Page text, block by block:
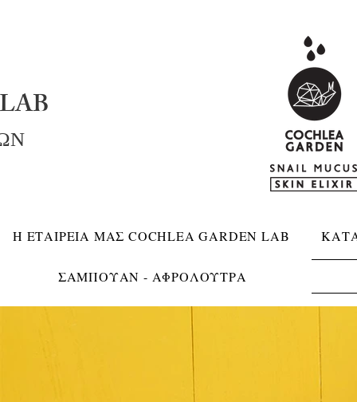
Η ΕΤΑΙΡΕΙΑ ΜΑΣ COCHLEA GARDEN LAB
ΣΑΜΠΟΥΑΝ - ΑΦΡΟΛΟΥΤΡΑ